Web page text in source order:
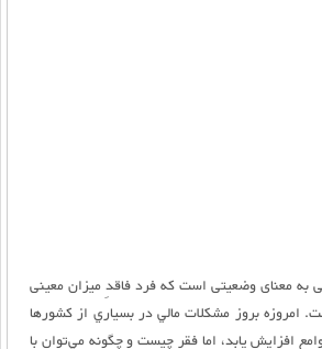
به معنای وضعیتی است که فرد فاقدِ میزان معینی
امروزه بروز مشکلات مالي در بسياري از کشورها
افزايش يابد، اما فقر چيست و چگونه مي‌توان با